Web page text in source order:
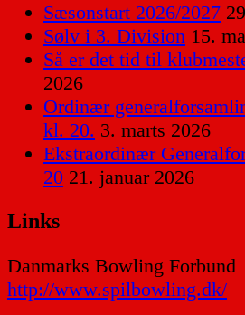
Sæsonstart 2026/2027
Sølv i 3. Division 15.
Så er det tid til
2026
Ordinær
kl. 20. 3. marts 2026
Ekstraordinær
20 21. januar 2026
Links
Danmarks Bowling Forbund
http://www.spilbowling.dk/